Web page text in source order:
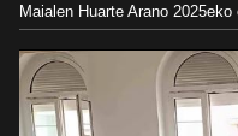
Maialen Huarte Arano 2025eko